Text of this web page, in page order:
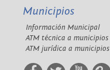
Municipios
Información Municipal
ATM técnica a municipios
ATM jurídica a municipios